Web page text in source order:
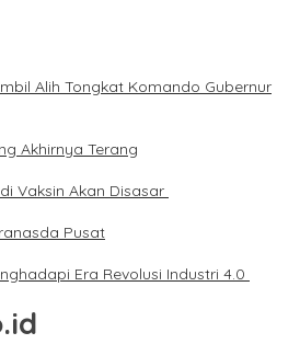
Alih Tongkat Komando Gubernur
Akhirnya Terang
Vaksin Akan Disasar
Pusat
Era Revolusi Industri 4.0